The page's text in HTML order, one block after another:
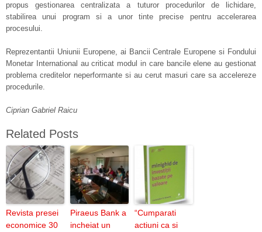
propus gestionarea centralizata a tuturor procedurilor de lichidare,
stabilirea unui program si a unor tinte precise pentru accelerarea
procesului.
Reprezentantii Uniunii Europene, ai Bancii Centrale Europene si Fondului
Monetar International au criticat modul in care bancile elene au gestionat
problema creditelor neperformante si au cerut masuri care sa accelereze
procedurile.
Ciprian Gabriel Raicu
Related Posts
Revista presei
economice 30
Piraeus Bank a
incheiat un
“Cumparati
actiuni ca si